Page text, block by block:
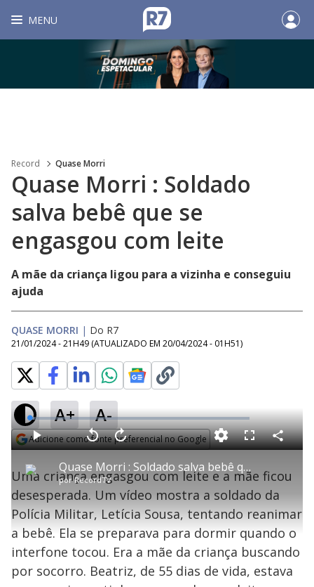
MENU
Record Quase Morri
Quase Morri : Soldado
salva bebê que se
engasgou com leite
A mãe da criança ligou para a vizinha e conseguiu
ajuda
QUASE MORRI | Do R7
21/01/2024 - 21H49 (ATUALIZADO EM 20/04/2024 - 01H51)
A+ A-
Adicione como fonte preferencial no Google
P
l
a
Quase Morri : Soldado salva bebê que se engasgou com leite
porRecordTV
P V
a
r
1
0
e
g
s
A
n
ç
a
1
s
e
u
n
d
o
s
L
o
a
d
e
:
2
.
2
0
%
F
l
s
c
r
e
n
C
o
a
r
i
l
a
Uma criança engasgou com leite e a mãe ficou
desesperada. Um vídeo mostra a soldado da
Polícia Militar, Letícia Sousa, tentando reanimar
a bebê. Ela se preparava para dormir quando o
interfone tocou. Era a mãe da criança buscando
por socorro. Beatriz, de 55 dias de vida, estava